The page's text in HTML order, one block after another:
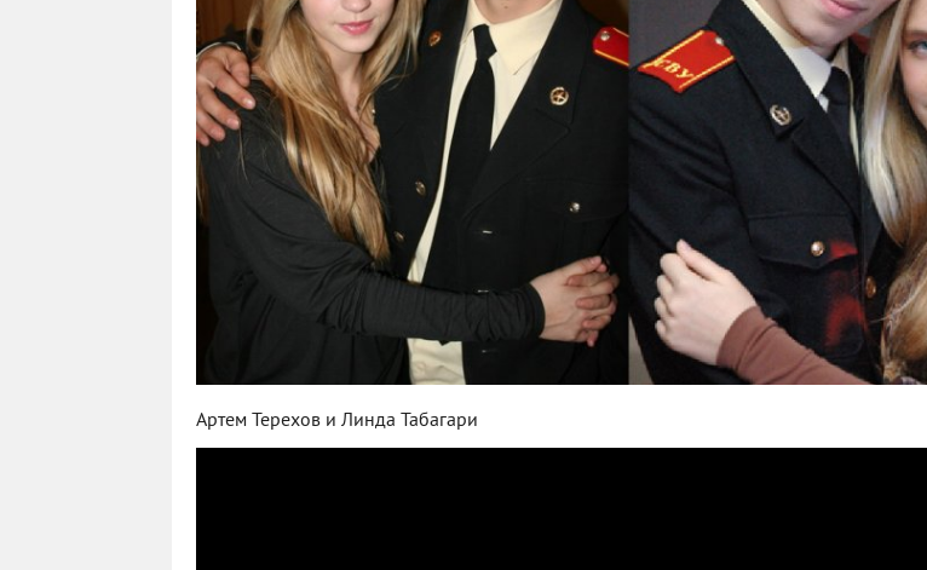
Артем Терехов и Линда Табагари